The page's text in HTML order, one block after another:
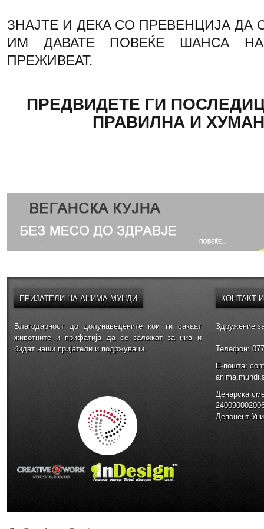
ЗНАЈТЕ И ДЕКА СО ПРЕВЕНЦИЈА ДА
ИМ ДАВАТЕ ПОВЕЌЕ ШАНСА
ПРЕЖИВЕАТ.
ПРЕДВИДЕТЕ ГИ
ПРАВИЛНА И
ПРИЈАТЕЛИНА АНИМА МУНДИ
Благодарност до долунаведените кои ги сакаат
животните и прифатија да се заложат за нив и
бидат наши пријатели и подржувачи.
КОНТАКТ
Здружение
Телефон:
E-пошта:
Денарска
Депонент-